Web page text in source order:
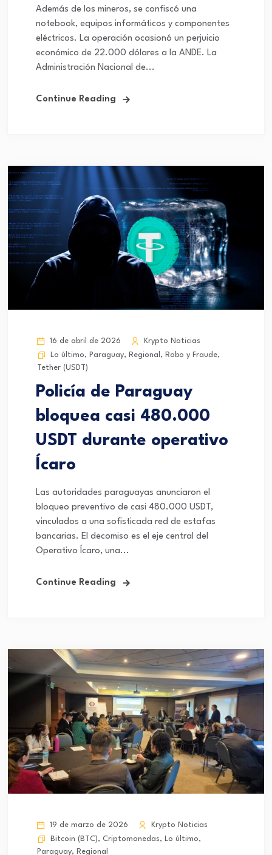
Además de los mineros, se confiscó una
notebook, equipos informáticos y componentes
eléctricos. La operación ocasionó un perjuicio
económico de 22.000 dólares a la ANDE. La
Administración Nacional de...
Continue Reading
16 de abril de 2026
Krypto Noticias
Lo último, Paraguay, Regional , Robo y Fraude,
Tether (USDT)
Policía de Paraguay
bloquea casi 480.000
USDT durante operativo
Ícaro
Las autoridades paraguayas anunciaron el
bloqueo preventivo de casi 480.000 USDT,
vinculados a una sofisticada red de estafas
bancarias. El decomiso es el eje central del
Operativo Ícaro, una...
Continue Reading
19 de marzo de 2026
Krypto Noticias
Bitcoin (BTC), Criptomonedas, Lo último,
Paraguay, Regional